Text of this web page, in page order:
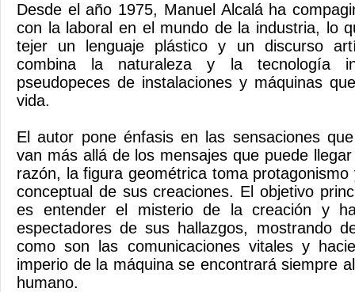
Desde el año 1975, Manuel Alcalá ha
con la laboral en el mundo de la industria, lo
tejer un lenguaje plástico y un discurso
combina la naturaleza y la tecnología
pseudopeces de instalaciones y máquinas
vida.
El autor pone énfasis en las sensaciones
van más allá de los mensajes que puede
razón, la figura geométrica toma
conceptual de sus creaciones. El objetivo
es entender el misterio de la creación y
espectadores de sus hallazgos, mostrando
como son las comunicaciones vitales y
imperio de la máquina se encontrará siempre
humano.